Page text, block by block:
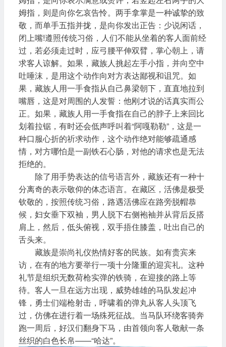
姆指，则是向你乞哀告怜。两手拿掌是一种诚挚的致
敬，而单手五指并拢，是向你发出正告：少说闲话，
闭上嘴!遵照传统习俗，人们不能从坐着的客人面前经
过，若必须走过时，应弓腰平伸双臂，掌心朝上，请
求客人谅解。如果，藏族人挑起左手小指，并向空中
吐唾沫，是用这个动作向对方表达鄙视和诅咒。如
果，藏族人用一手食指从自己鼻梁朝下，直直地拉到
嘴唇，这是对周围的人发誓：他刚才说的话真实而公
正。如果，藏族人用一手食指在自己的脖子上来回比
划着拉锯，有时还会低声呼叫着“阿嘎勒勒”，这是一
种口服心折的祈求动作，这个动作绝对能够疏通感
情，对方哪怕是一副铁石心肠，对他的请求也是无法
拒绝的。
除了用手势表达的信号语言外，藏族还有一种十
分离奇的表示敬仰的体态语言。在藏区，活佛是极受
钦敬的，按照传统习俗，路遇活佛应在路旁脱帽恭
候，妇女垂下双袖，男人脱下右侧袍袖并从背后反搭
肩上，然后，低头俯视，双手捂住膝盖，吐出自己的
舌头来。
藏族是崇尚礼仪热情好客的民族。如有贵宾来
访，在有的地方要举行一项十分隆重的迎宾礼。这种
礼节是组织无数荷枪实弹的铁骑，在迎接的路上等
待。客人一旦在远方出现，威势雄雄的马队发起冲
锋，勇士们端枪射击，呼啸着的弹丸从客人头顶飞
过，仿佛在进行着一场殊死征战。当马队环绕客骑奔
跑一周后，好汉们翻身下马，由首领向客人敬献一条
丝织的白色长帛——“哈达”。